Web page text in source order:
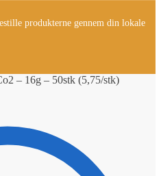
produkterne gennem din lokale
– 16g – 50stk (5,75/stk)